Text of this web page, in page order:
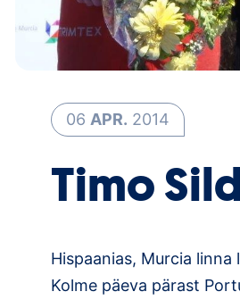
06 APR. 2014
Timo
Hispaanias, Murcia
Kolme päeva pärast